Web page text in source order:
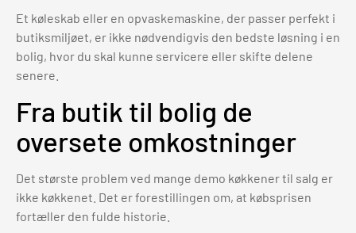
Et køleskab eller en opvaskemaskine, der passer perfekt i
butiksmiljøet, er ikke nødvendigvis den bedste løsning i en
bolig, hvor du skal kunne servicere eller skifte delene
senere.
Fra butik til bolig de
oversete omkostninger
Det største problem ved mange demo køkkener til salg er
ikke køkkenet. Det er forestillingen om, at købsprisen
fortæller den fulde historie.